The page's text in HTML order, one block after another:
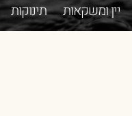
תינוקות יין ומשקאות